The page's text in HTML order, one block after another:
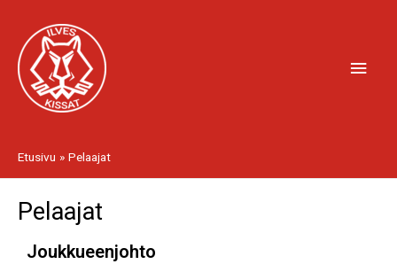
sisältöön
Etusivu Pelaajat
Pelaajat
Joukkueenjohto